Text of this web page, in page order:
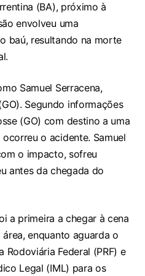
(BA), próximo à
envolveu uma
baú, resultando na morte
Samuel Serracena,
Segundo informações
(GO) com destino a uma
o acidente. Samuel
o impacto, sofreu
antes da chegada do
a primeira a chegar à cena
enquanto aguarda o
Federal (PRF) e
Legal (IML) para os